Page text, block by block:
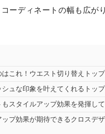
ーディネートの幅も広が
これ！ウエスト切り替えトッ
ュな印象を叶えてくれるトッ
スタイルアップ効果を発揮し
プ効果が期待できるクロスデ